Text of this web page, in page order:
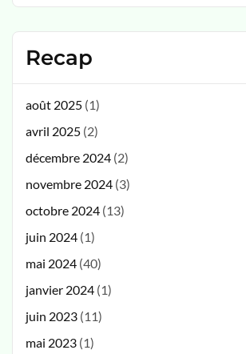
Recap
août 2025 (1)
avril 2025 (2)
décembre 2024 (2)
novembre 2024 (3)
octobre 2024 (13)
juin 2024 (1)
mai 2024 (40)
janvier 2024 (1)
juin 2023 (11)
mai 2023 (1)